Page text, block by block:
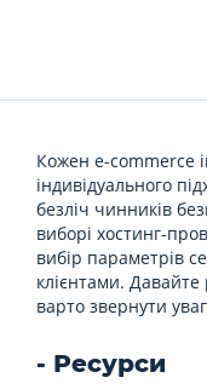
Кожен e-commerce
індивідуального
безліч чинників
виборі хостинг-
вибір параметрів
клієнтами.
варто звернути
- Ресурси